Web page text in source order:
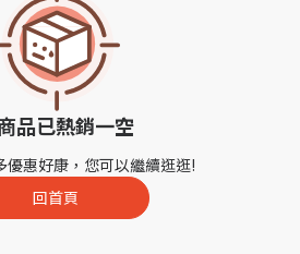
品已熱銷一空
優惠好康，您可以繼續逛逛!
回首頁